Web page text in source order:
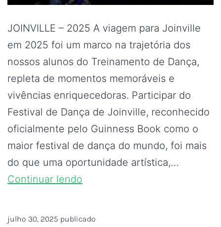
JOINVILLE – 2025 A viagem para Joinville
em 2025 foi um marco na trajetória dos
nossos alunos do Treinamento de Dança,
repleta de momentos memoráveis e
vivências enriquecedoras. Participar do
Festival de Dança de Joinville, reconhecido
oficialmente pelo Guinness Book como o
maior festival de dança do mundo, foi mais
do que uma oportunidade artística,…
Continuar lendo
julho 30, 2025 publicado